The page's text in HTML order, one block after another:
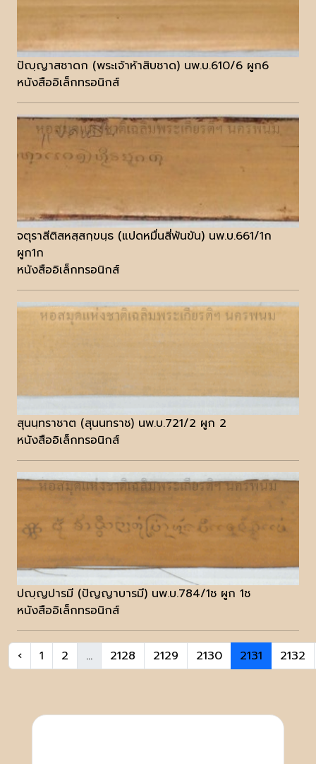
ปัญฺญาสชาดก (พระเจ้าห้าสิบชาด) นพ.บ.610/6 ผูก6
หนังสืออิเล็กทรอนิกส์
จตุราสีติสหสฺสกฺขนฺธ (แปดหมื่นสี่พันขัน) นพ.บ.661/1ก
ผูก1ก
หนังสืออิเล็กทรอนิกส์
สุนนฺทราชาต (สุนนทราช) นพ.บ.721/2 ผูก 2
หนังสืออิเล็กทรอนิกส์
ปญฺญปารมี (ปัญญาบารมี) นพ.บ.784/1ช ผูก 1ช
หนังสืออิเล็กทรอนิกส์
‹ 1 2 ... 2128 2129 2130 2131 2132